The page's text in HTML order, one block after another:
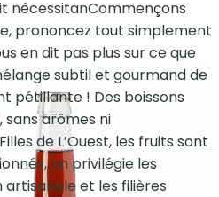
nécessitanCommençons
prononcez tout simplement
en dit pas plus sur ce que
subtil et gourmand de
pétillante ! Des boissons
sans arômes ni
de L’Ouest, les fruits sont
on privilégie les
et les filières